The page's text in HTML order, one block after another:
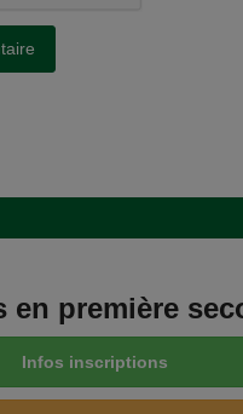
en première
Infos inscriptions